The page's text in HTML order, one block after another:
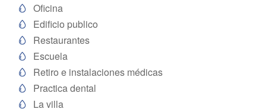
 Oficina
 Edificio publico
 Restaurantes
 Escuela
 Retiro e instalaciones médicas
 Practica dental
 La villa